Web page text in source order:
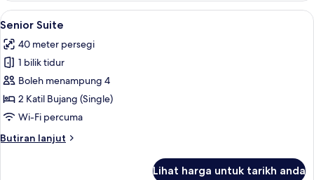
Queen
Lihat
semua
foto
untuk
Senior
Suite
Peralatan tempat tidur
5
Senior Suite
40 meter persegi
1 bilik tidur
Boleh menampung 4
2 Katil Bujang (Single)
Wi-Fi percuma
Butiran lanjut
Butiran
Lihat harga untuk tarikh anda